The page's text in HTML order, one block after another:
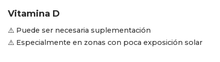
Vitamina D
⚠️ Puede ser necesaria suplementación
⚠️ Especialmente en zonas con poca exposición solar